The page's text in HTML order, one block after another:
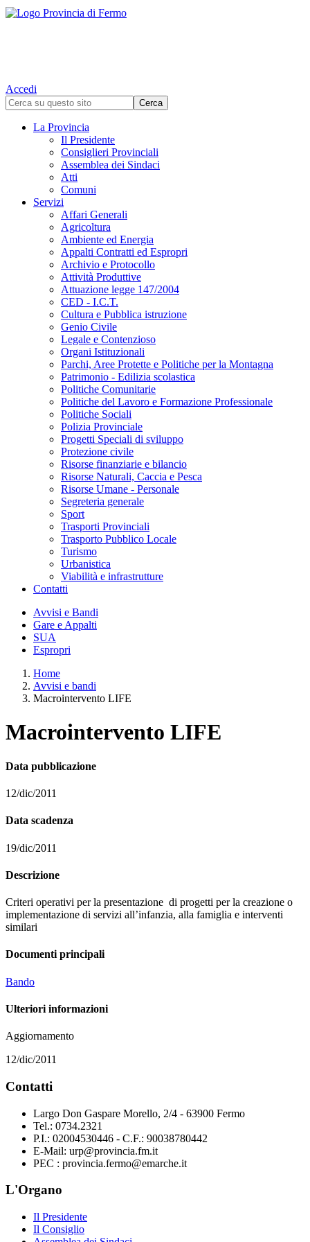
Accedi
La Provincia
Il Presidente
Consiglieri Provinciali
Assemblea dei Sindaci
Atti
Comuni
Servizi
Affari Generali
Agricoltura
Ambiente ed Energia
Appalti Contratti ed Espropri
Archivio e Protocollo
Attività Produttive
Attuazione legge 147/2004
CED - I.C.T.
Cultura e Pubblica istruzione
Genio Civile
Legale e Contenzioso
Organi Istituzionali
Parchi, Aree Protette e Politiche per la Montagna
Patrimonio - Edilizia scolastica
Politiche Comunitarie
Politiche del Lavoro e Formazione Professionale
Politiche Sociali
Polizia Provinciale
Progetti Speciali di sviluppo
Protezione civile
Risorse finanziarie e bilancio
Risorse Naturali, Caccia e Pesca
Risorse Umane - Personale
Segreteria generale
Sport
Trasporti Provinciali
Trasporto Pubblico Locale
Turismo
Urbanistica
Viabilità e infrastrutture
Contatti
Avvisi e Bandi
Gare e Appalti
SUA
Espropri
Home
Avvisi e bandi
Macrointervento LIFE
Macrointervento LIFE
Data pubblicazione
12/dic/2011
Data scadenza
19/dic/2011
Descrizione
Criteri operativi per la presentazione di progetti per la creazione o
implementazione di servizi all’infanzia, alla famiglia e interventi
similari
Documenti principali
Bando
Ulteriori informazioni
Aggiornamento
12/dic/2011
Contatti
Largo Don Gaspare Morello, 2/4 - 63900 Fermo
Tel.: 0734.2321
P.I.: 02004530446 - C.F.: 90038780442
E-Mail: urp@provincia.fm.it
PEC : provincia.fermo@emarche.it
L'Organo
Il Presidente
Il Consiglio